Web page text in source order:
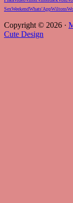
SexWeekendWhats'AppWiltons
Copyright © 2026 ·
Cute Design